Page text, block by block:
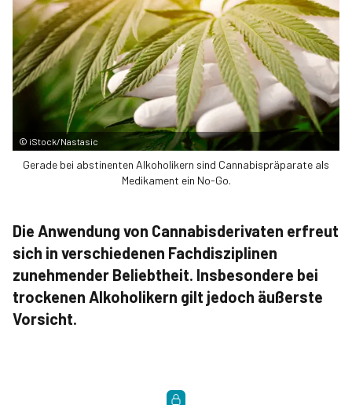
© iStock/Nastasic
Gerade bei abstinenten Alkoholikern sind Cannabispräparate als
Medikament ein No-Go.
Die Anwendung von Cannabisderivaten erfreut
sich in verschiedenen Fachdisziplinen
zunehmender Beliebtheit. Insbesondere bei
trockenen Alkoholikern gilt jedoch äußerste
Vorsicht.